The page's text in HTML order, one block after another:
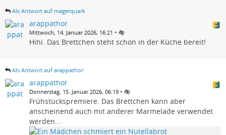
Als Antwort auf magerquark
arappathor
Mittwoch, 14. Januar 2026, 16:21 •
Hihi. Das Brettchen steht schon in der Küche bereit!
Als Antwort auf arappathor
arappathor
Donnerstag, 15. Januar 2026, 06:19 •
Frühstückspremiere. Das Brettchen kann aber
anscheinend auch mit anderer Marmelade verwendet
werden...